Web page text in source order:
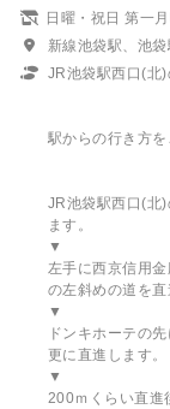
日曜・祝日 第一
新線池袋駅、池袋
JR池袋駅西口(北
駅からの行き方を
JR池袋駅西口(北
ます。
▼
左手に西京信用
の左斜めの道を直
▼
ドンキホーテの
更に直進します。
▼
200ｍくらい直進